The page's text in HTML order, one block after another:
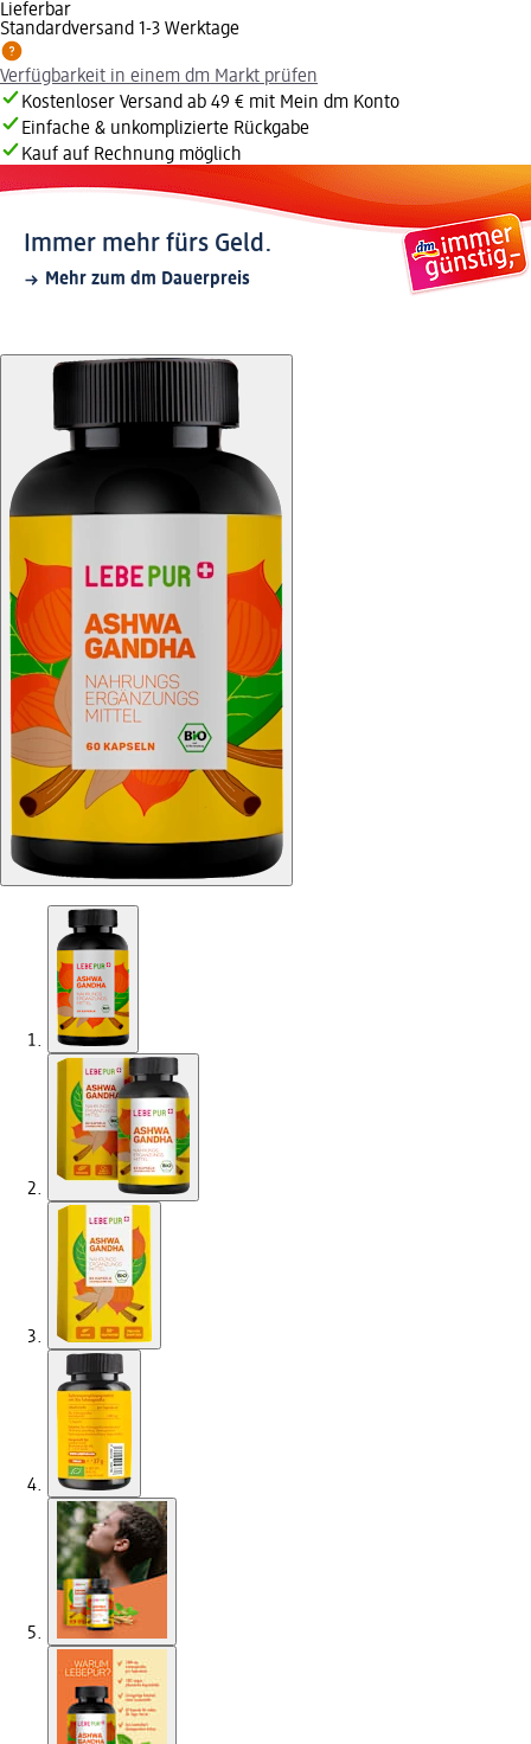
Lieferbar
Standardversand 1-3 Werktage
Verfügbarkeit in einem dm Markt prüfen
Kostenloser Versand ab 49 € mit Mein dm Konto
Einfache & unkomplizierte Rückgabe
Kauf auf Rechnung möglich
Immer mehr fürs Geld.
Mehr zum dm Dauerpreis